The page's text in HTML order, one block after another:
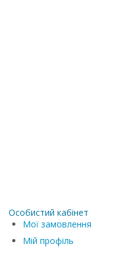
Особистий кабінет
Мої замовлення
Мій профіль